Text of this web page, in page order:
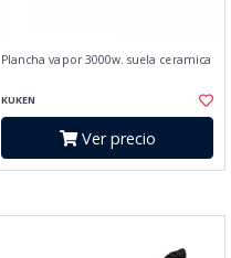
Plancha vapor 3000w. suela ceramica
KUKEN
Ver precio